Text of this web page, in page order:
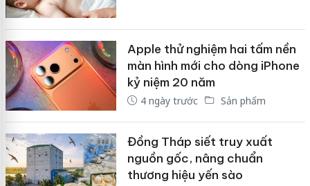
Apple thử nghiệm hai tấm nền
màn hình mới cho dòng iPhone
kỷ niệm 20 năm
4 ngày trước Sản phẩm
Đồng Tháp siết truy xuất
nguồn gốc, nâng chuẩn
thương hiệu yến sào